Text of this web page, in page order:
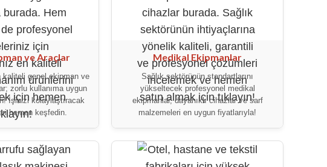
ve Araçlar
kaliteli genel ekipman ve
zorlu kullanıma uygun
İşinizi kolaylaştıracak
hemen keşfedin.
Medikal Ekipmanlar
Sağlık sektörünün standartlarını
yükseltecek profesyonel medikal
ekipmanlar, dayanıklı cihazlar ve sarf
malzemeleri en uygun fiyatlarıyla!